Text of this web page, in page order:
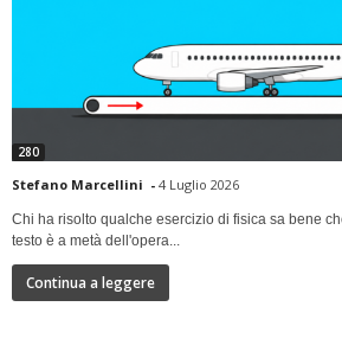
280
Stefano Marcellini - 4 Luglio 2026
Chi ha risolto qualche esercizio di fisica sa bene
testo è a metà dell'opera...
Continua a leggere